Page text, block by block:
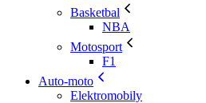
Basketbal
NBA
Motosport
F1
Auto-moto
Elektromobily